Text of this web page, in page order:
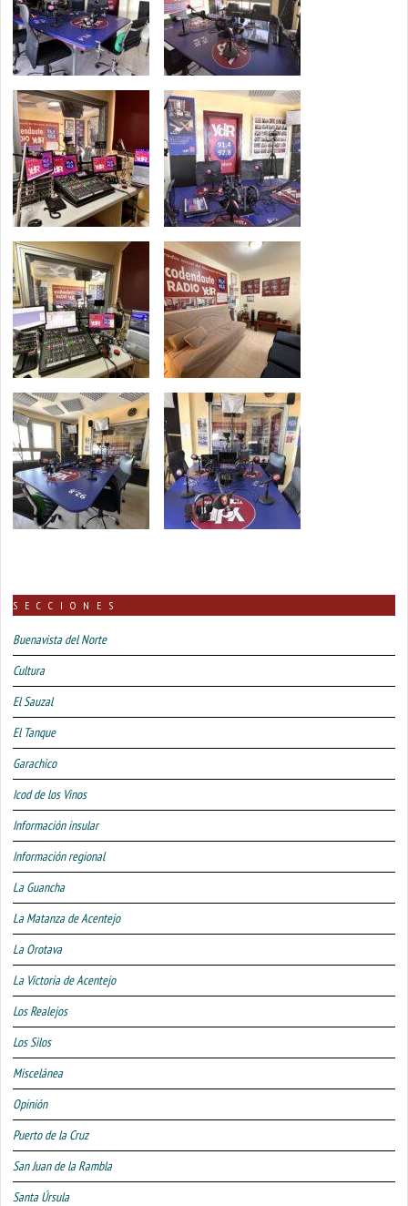
SECCIONES
Buenavista del Norte
Cultura
El Sauzal
El Tanque
Garachico
Icod de los Vinos
Información insular
Información regional
La Guancha
La Matanza de Acentejo
La Orotava
La Victoria de Acentejo
Los Realejos
Los Silos
Miscelánea
Opinión
Puerto de la Cruz
San Juan de la Rambla
Santa Úrsula